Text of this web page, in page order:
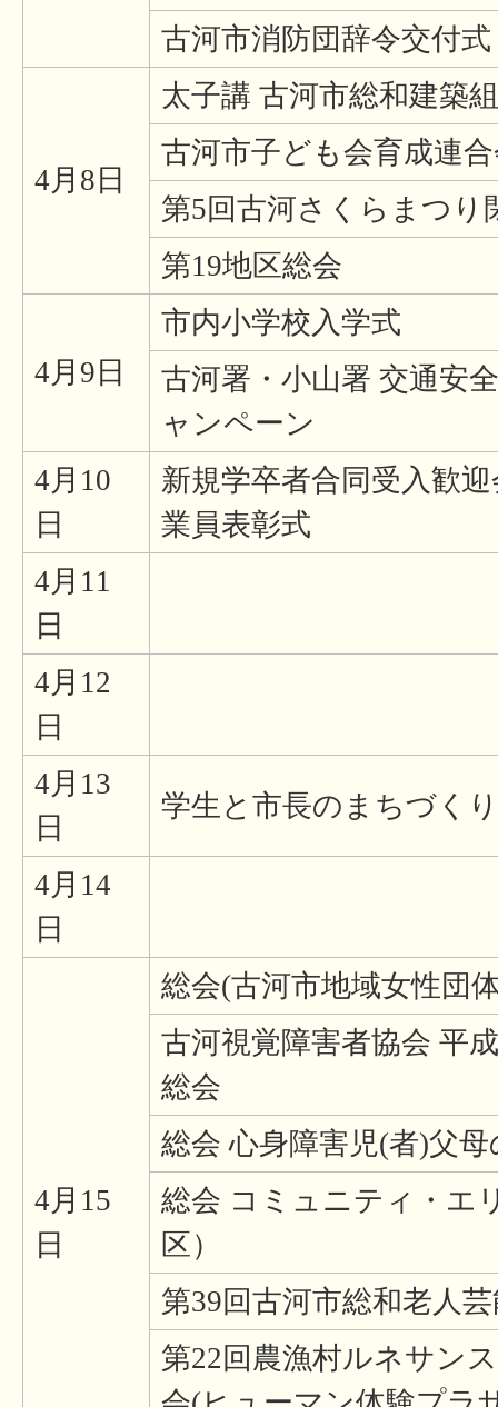
古河市消防団辞令交付
4月8日
太子講 古河市総和建築
古河市子ども会育成連
第5回古河さくらまつり
第19地区総会
4月9日
市内小学校入学式
古河署・小山署 交通安
ャンペーン
4月10
日
新規学卒者合同受入歓
業員表彰式
4月11
日
4月12
日
4月13
日
学生と市長のまちづく
4月14
日
4月15
日
総会(古河市地域女性団
古河視覚障害者協会 平
総会
総会 心身障害児(者)父母
総会 コミュニティ・エ
区）
第39回古河市総和老人
第22回農漁村ルネサン